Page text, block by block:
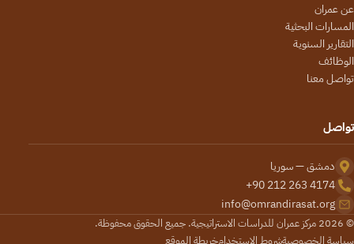
عن عمران
المسارات البحثية
التقارير السنوية
الوظائف
تواصل معنا
تواصل
دمشق — سوريا
+90 212 263 4174
info@omrandirasat.org
© 2026 مركز عمران للدراسات الاستراتيجية. جميع الحقوق محفوظة.
سياسة الخصوصيةشروط الاستخدامخريطة الموقع